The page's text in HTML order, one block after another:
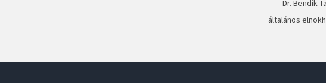
Dr. Bendik
általános